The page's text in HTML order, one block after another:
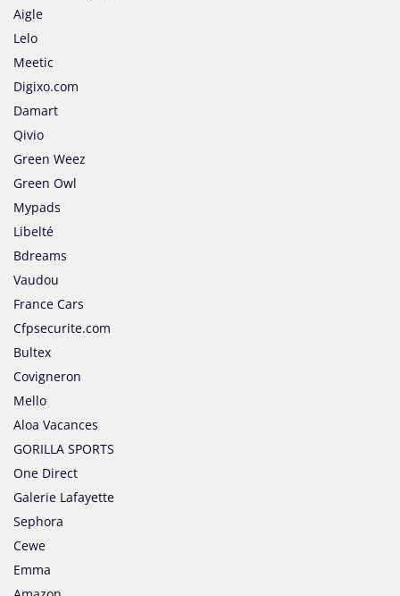
Aigle
Lelo
Meetic
Digixo.com
Damart
Qivio
Green Weez
Green Owl
Mypads
Libelté
Bdreams
Vaudou
France Cars
Cfpsecurite.com
Bultex
Covigneron
Mello
Aloa Vacances
GORILLA SPORTS
One Direct
Galerie Lafayette
Sephora
Cewe
Emma